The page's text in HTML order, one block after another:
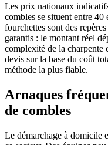
Les prix nationaux
combles se situent entre
fourchettes sont des
garantis : le montant réel
complexité de la charpente
devis sur la base du coût
méthode la plus fiable.
Arnaques
de combles
Le démarchage à domicile